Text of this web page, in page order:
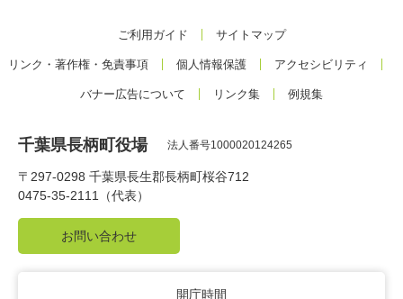
ご利用ガイド サイトマップ
リンク・著作権・免責事項 個人情報保護 アクセシビリティ
バナー広告について リンク集 例規集
千葉県長柄町役場 法人番号1000020124265
〒297-0298 千葉県長生郡長柄町桜谷712
0475-35-2111（代表）
お問い合わせ
開庁時間